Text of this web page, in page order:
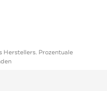
Herstellers. Prozentuale